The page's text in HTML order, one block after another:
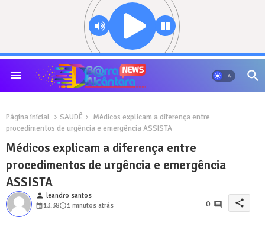
Página inicial SAUDÊ
Médicos explicam a diferença entre
procedimentos de urgência e emergência ASSISTA
Médicos explicam a diferença entre
procedimentos de urgência e emergência
ASSISTA
person leandro santos
13:38
1 minutos atrás 0 share